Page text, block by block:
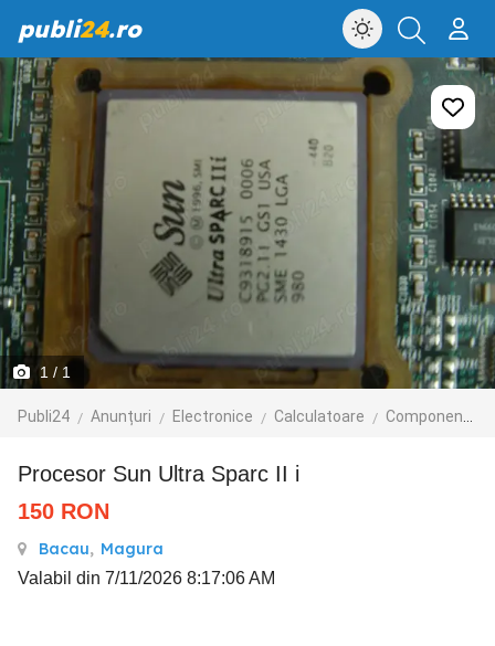
publi24.ro
1 / 1
Publi24 Anunțuri Electronice Calculatoare Componente
procesor Sun Ultra Sparc II i
150 RON
Bacau, Magura
Valabil din 7/11/2026 8:17:06 AM